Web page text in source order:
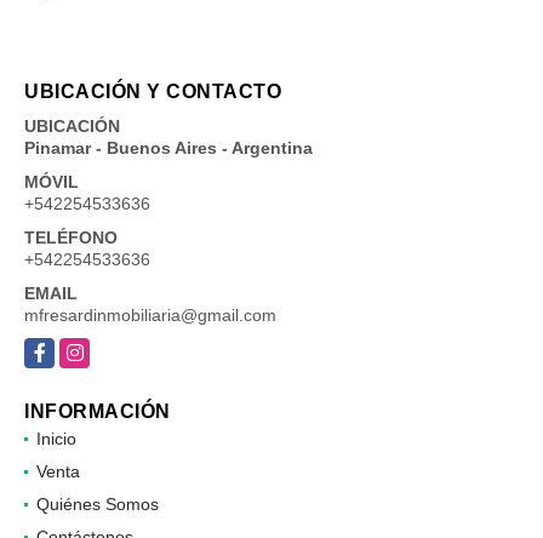
UBICACIÓN Y CONTACTO
UBICACIÓN
Pinamar - Buenos Aires - Argentina
MÓVIL
+542254533636
TELÉFONO
+542254533636
EMAIL
mfresardinmobiliaria@gmail.com
FacebookInstagram
INFORMACIÓN
Inicio
Venta
Quiénes Somos